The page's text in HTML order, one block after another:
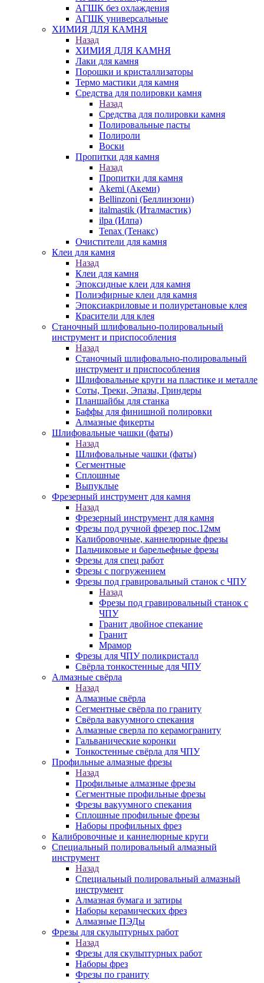
АГШК без охлаждения
АГШК универсальные
ХИМИЯ ДЛЯ КАМНЯ
Назад
ХИМИЯ ДЛЯ КАМНЯ
Лаки для камня
Порошки и кристаллизаторы
Термо мастики для камня
Средства для полировки камня
Назад
Средства для полировки камня
Полировальные пасты
Полироли
Воски
Пропитки для камня
Назад
Пропитки для камня
Akemi (Акеми)
Bellinzoni (Беллинзони)
italmastik (Италмастик)
ilpa (Илпа)
Tenax (Тенакс)
Очистители для камня
Клеи для камня
Назад
Клеи для камня
Эпоксидные клеи для камня
Полиэфирные клеи для камня
Эпоксиакриловые и полиуретановые клея
Красители для клея
Станочный шлифовально-полировальный
инструмент и приспособления
Назад
Станочный шлифовально-полировальный
инструмент и приспособления
Шлифовальные круги на пластике и металле
Соты, Треки, Эпазы, Гриндеры
Планшайбы для станка
Баффы для финишной полировки
Алмазные фикерты
Шлифовальные чашки (фаты)
Назад
Шлифовальные чашки (фаты)
Сегментные
Сплошные
Выпуклые
Фрезерный инструмент для камня
Назад
Фрезерный инструмент для камня
Фрезы под ручной фрезер пос.12мм
Калибровочные, каннелюрные фрезы
Пальчиковые и барельефные фрезы
Фрезы для спец работ
Фрезы с погружением
Фрезы под гравировальный станок с ЧПУ
Назад
Фрезы под гравировальный станок с
ЧПУ
Гранит двойное спекание
Гранит
Мрамор
Фрезы для ЧПУ поликристалл
Свёрла тонкостенные для ЧПУ
Алмазные свёрла
Назад
Алмазные свёрла
Сегментные свёрла по граниту
Свёрла вакуумного спекания
Алмазные сверла по керамограниту
Гальванические коронки
Тонкостенные свёрла для ЧПУ
Профильные алмазные фрезы
Назад
Профильные алмазные фрезы
Сегментные профильные фрезы
Фрезы вакуумного спекания
Сплошные профильные фрезы
Наборы профильных фрез
Калибровочные и каннелюрные круги
Специальный полировальный алмазный
инструмент
Назад
Специальный полировальный алмазный
инструмент
Алмазная бумага и затиры
Наборы керамических фрез
Алмазные ПЭДы
Фрезы для скульптурных работ
Назад
Фрезы для скульптурных работ
Наборы фрез
Фрезы по граниту